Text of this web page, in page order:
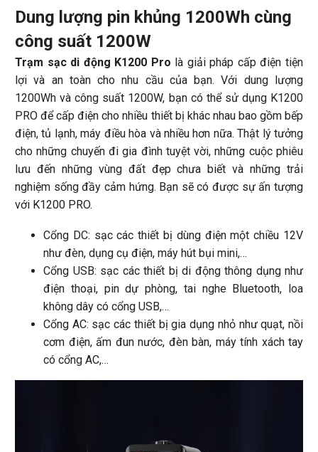
Dung lượng pin khủng 1200Wh cùng
công suất 1200W
Trạm sạc di động K1200 Pro là giải pháp cấp điện tiện
lợi và an toàn cho nhu cầu của bạn. Với dung lượng
1200Wh và công suất 1200W, bạn có thể sử dụng K1200
PRO để cấp điện cho nhiều thiết bị khác nhau bao gồm bếp
điện, tủ lạnh, máy điều hòa và nhiều hơn nữa. Thật lý tưởng
cho những chuyến đi gia đình tuyệt vời, những cuộc phiêu
lưu đến những vùng đất đẹp chưa biết và những trải
nghiệm sống đầy cảm hứng. Bạn sẽ có được sự ấn tượng
với K1200 PRO.
Cổng DC: sạc các thiết bị dùng điện một chiều 12V
như đèn, dụng cụ điện, máy hút bụi mini,…
Cổng USB: sạc các thiết bị di động thông dụng như
điện thoại, pin dự phòng, tai nghe Bluetooth, loa
không dây có cổng USB,…
Cổng AC: sạc các thiết bị gia dụng nhỏ như quạt, nồi
cơm điện, ấm đun nước, đèn bàn, máy tính xách tay
có cổng AC,…